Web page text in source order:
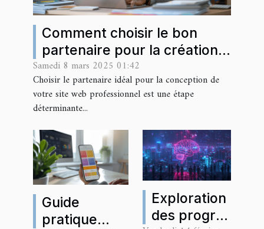
Comment choisir le bon
partenaire pour la création
de votre site web
professionnel
Samedi 8 mars 2025 01:42
Choisir le partenaire idéal pour la conception de
votre site web professionnel est une étape
déterminante...
Guide
pratique
Exploration
des progrès